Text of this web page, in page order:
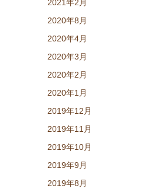
2021年2月
2020年8月
2020年4月
2020年3月
2020年2月
2020年1月
2019年12月
2019年11月
2019年10月
2019年9月
2019年8月